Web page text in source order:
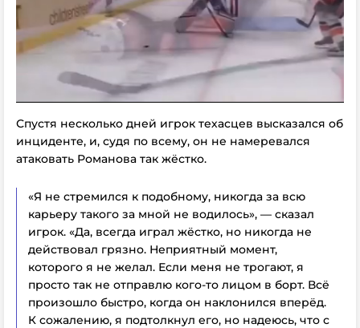
Спустя несколько дней игрок техасцев высказался об
инциденте, и, судя по всему, он не намеревался
атаковать Романова так жёстко.
«Я не стремился к подобному, никогда за всю
карьеру такого за мной не водилось», — сказал
игрок. «Да, всегда играл жёстко, но никогда не
действовал грязно. Неприятный момент,
которого я не желал. Если меня не трогают, я
просто так не отправлю кого-то лицом в борт. Всё
произошло быстро, когда он наклонился вперёд.
К сожалению, я подтолкнул его, но надеюсь, что с